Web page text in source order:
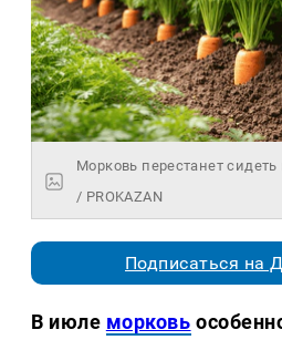
Морковь перестанет
/ PROKAZAN
Подписаться на
В июле морковь